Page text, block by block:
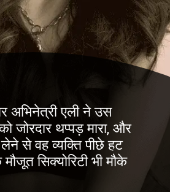
अभिनेत्री एली ने उस
जोरदार थप्पड़ मारा, और
से वह व्यक्ति पीछे हट
सिक्योरिटी भी मौके